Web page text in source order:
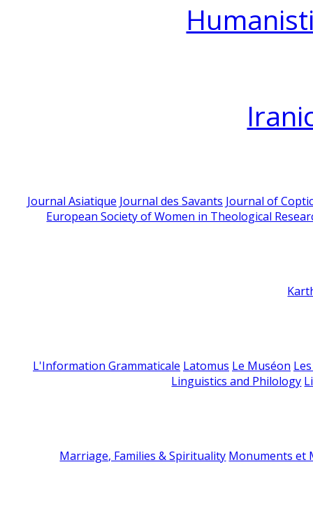
Journal Asiatique Journal des Savants Journal of
European Society of Women in Theological
L'Information Grammaticale Latomus Le Muséon
Linguistics and Philology
Marriage, Families & Spirituality Monuments et